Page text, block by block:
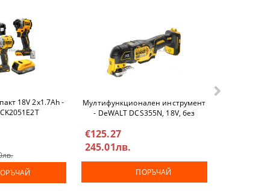
18V 2х1.7Ah -
Мултифункционален инструмент
- DeWALT DCS355N, 18V, без
€125.27
245.01лв.
ПОРЪЧАЙ